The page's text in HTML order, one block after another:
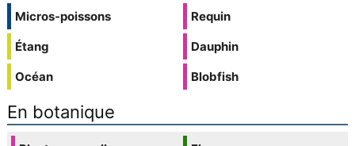
Micros-poissons
Étang
Océan
Requin
Dauphin
Blobfish
En botanique